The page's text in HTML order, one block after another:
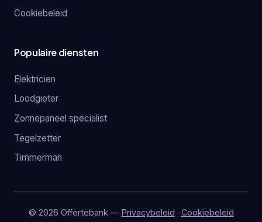
Cookiebeleid
Populaire diensten
Elektricien
Loodgieter
Zonnepaneel specialist
Tegelzetter
Timmerman
© 2026 Offertebank — Privacybeleid · Cookiebeleid